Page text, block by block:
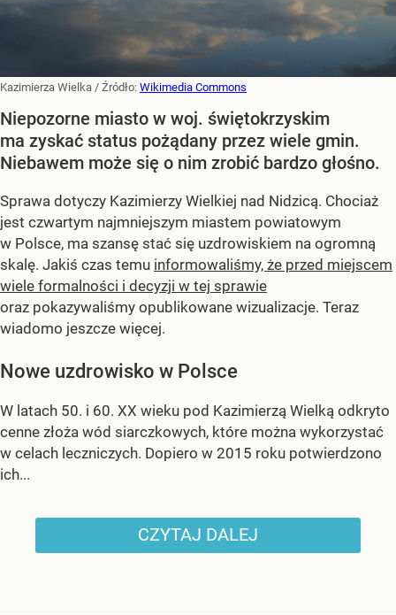
Kazimierza Wielka / Źródło: Wikimedia Commons
Niepozorne miasto w woj. świętokrzyskim
ma zyskać status pożądany przez wiele gmin.
Niebawem może się o nim zrobić bardzo głośno.
Sprawa dotyczy Kazimierzy Wielkiej nad Nidzicą. Chociaż
jest czwartym najmniejszym miastem powiatowym
w Polsce, ma szansę stać się uzdrowiskiem na ogromną
skalę. Jakiś czas temu informowaliśmy, że przed miejscem
wiele formalności i decyzji w tej sprawie
oraz pokazywaliśmy opublikowane wizualizacje. Teraz
wiadomo jeszcze więcej.
Nowe uzdrowisko w Polsce
W latach 50. i 60. XX wieku pod Kazimierzą Wielką odkryto
cenne złoża wód siarczkowych, które można wykorzystać
w celach leczniczych. Dopiero w 2015 roku potwierdzono
ich...
CZYTAJ DALEJ